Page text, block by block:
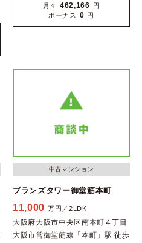
月々 462,166 円
ボーナス
0 円
中古マンション
ブランズタワー御堂筋本町
11,000 万円／2LDK
大阪府大阪市中央区南本町４丁目
大阪市営御堂筋線「本町」駅 徒歩